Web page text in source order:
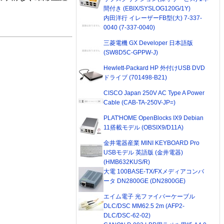
間付き (EBIX/SYSLOG120G/1Y)
内田洋行 イレーザーFB型(大) 7-337-
0040 (7-337-0040)
三菱電機 GX Developer 日本語版
(SW8D5C-GPPW-J)
Hewlett-Packard HP 外付けUSB DVD
ドライブ (701498-B21)
CISCO Japan 250V AC Type A Power
Cable (CAB-TA-250V-JP=)
PLAT'HOME OpenBlocks IX9 Debian
11搭載モデル (OBSIX9/D11A)
金井電器産業 MINI KEYBOARD Pro
USBモデル 英語版 (金井電器)
(HMB632KUS/R)
大電 100BASE-TX/FXメディアコンバ
ータ DN2800GE (DN2800GE)
エイム電子 光ファイバーケーブル
DLC/DSC MM62.5 2m (AFP2-
DLC/DSC-62-02)